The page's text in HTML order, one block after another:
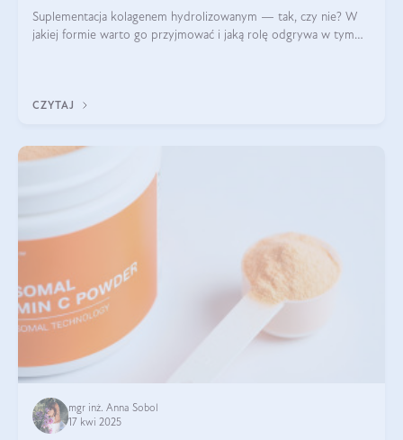
Suplementacja kolagenem hydrolizowanym — tak, czy nie? W
jakiej formie warto go przyjmować i jaką rolę odgrywa w tym
CZYTAJ
mgr inż. Anna Sobol
17 kwi 2025